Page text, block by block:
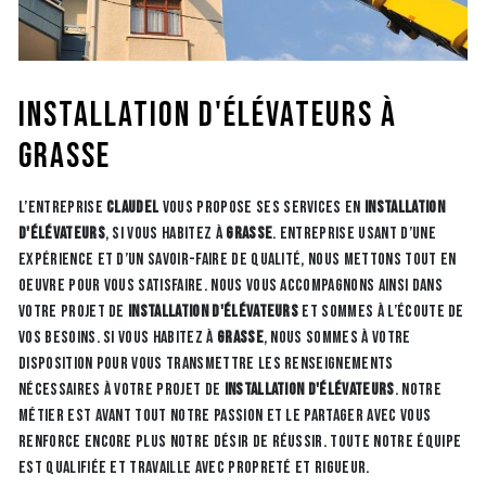
installation d'élévateurs à
Grasse
L’entreprise CLAUDELvous propose ses services en installation
d'élévateurs, si vous habitez àGrasse. Entreprise usant d’une
expérience et d’un savoir-faire de qualité, nous mettons tout en
oeuvre pour vous satisfaire. Nous vous accompagnons ainsi dans
votre projet de installation d'élévateurs et sommes à l’écoute de
vos besoins. Si vous habitez à Grasse, nous sommes à votre
disposition pour vous transmettre les renseignements
nécessaires à votre projet de installation d'élévateurs. Notre
métier est avant tout notre passion et le partager avec vous
renforce encore plus notre désir de réussir. Toute notre équipe
est qualifiée et travaille avec propreté et rigueur.